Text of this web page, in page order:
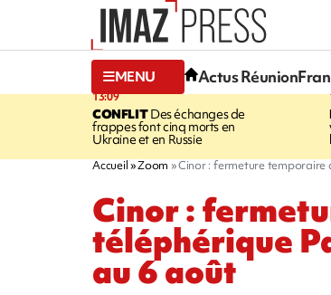
MENU Actus Réunion
13:09
CONFLITDes échanges de
frappes font cinq morts en
Ukraine et en Russie
Accueil Zoom Cinor : fermeture temporaire
Cinor :
téléphérique
au 6 août